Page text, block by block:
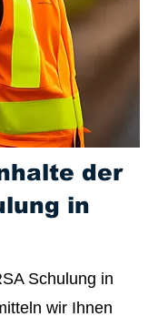
der
in
Schulung in
wir Ihnen